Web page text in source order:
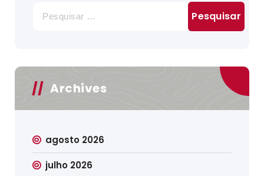
por:
Archives
agosto 2026
julho 2026